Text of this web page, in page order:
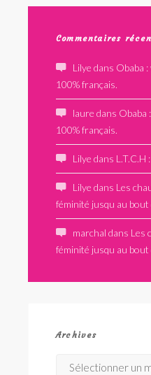
Commentaires
Lilye dans Obaba :
100% français.
laure dans Obaba
100% français.
Lilye dans L.T.C.H
Lilye dans Les
féminité jusqu au bout
marchal dans Les
féminité jusqu au bout
Archives